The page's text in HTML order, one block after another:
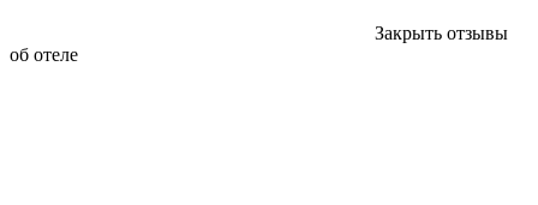
Закрыть отзывы
об отеле